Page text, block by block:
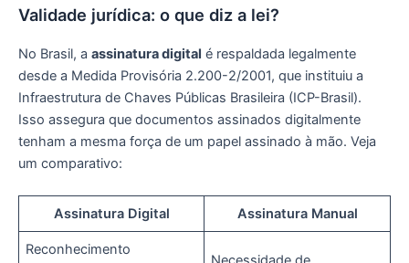
Validade jurídica: o que diz a lei?
No Brasil, a assinatura digital é respaldada legalmente
desde a Medida Provisória 2.200-2/2001, que instituiu a
Infraestrutura de Chaves Públicas Brasileira (ICP-Brasil).
Isso assegura que documentos assinados digitalmente
tenham a mesma força de um papel assinado à mão. Veja
um comparativo:
Assinatura Digital Assinatura Manual
Reconhecimento